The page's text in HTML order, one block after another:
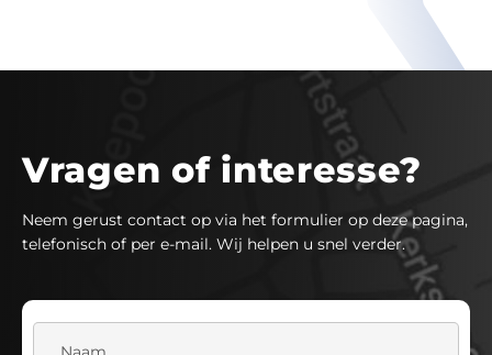
Vragen of interesse?
Neem gerust contact op via het formulier op deze pagina,
telefonisch of per e-mail. Wij helpen u snel verder.